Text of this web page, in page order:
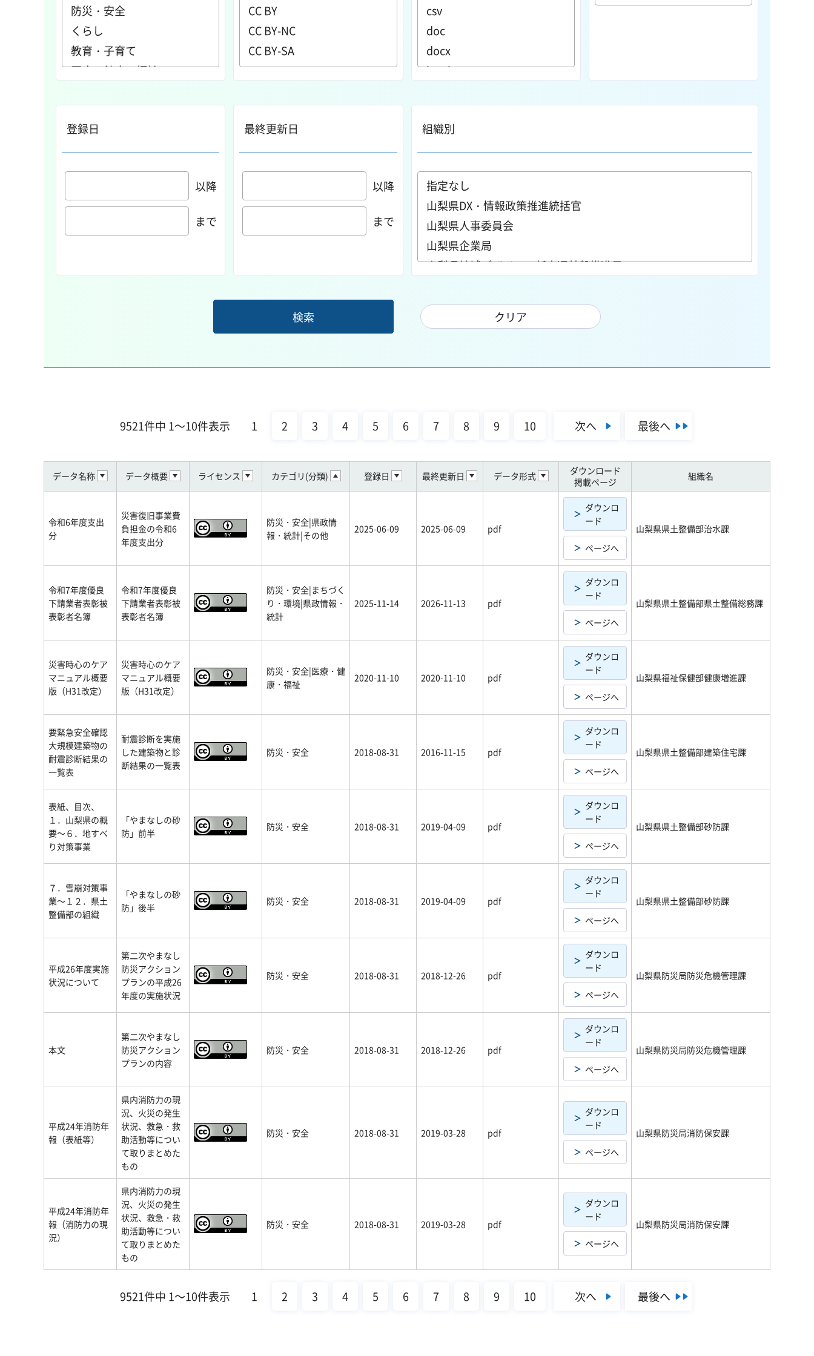
登録日
以降
まで
最終更新日
以降
まで
組織別
9521件中 1～10件表示 1 2 3 4 5 6 7 8 9 10 次へ 最後へ
データ名称 データ概要 ライセンス カテゴリ(分類) 登録日 最終更新日 データ形式
ダウンロード
掲載ページ
組織名
令和6年度支出
分
災害復旧事業費
負担金の令和6
年度支出分
防災・安全|県政情
報・統計|その他
2025-06-09 2025-06-09 pdf
ダウンロ
ード
ページへ
山梨県県土整備部治水課
令和7年度優良
下請業者表彰被
表彰者名簿
令和7年度優良
下請業者表彰被
表彰者名簿
防災・安全|まちづく
り・環境|県政情報・
統計
2025-11-14 2026-11-13 pdf
ダウンロ
ード
ページへ
山梨県県土整備部県土整備総務課
災害時心のケア
マニュアル概要
版（H31改定）
災害時心のケア
マニュアル概要
版（H31改定）
防災・安全|医療・健
康・福祉
2020-11-10 2020-11-10 pdf
ダウンロ
ード
ページへ
山梨県福祉保健部健康増進課
要緊急安全確認
大規模建築物の
耐震診断結果の
一覧表
耐震診断を実施
した建築物と診
断結果の一覧表
防災・安全 2018-08-31 2016-11-15 pdf
ダウンロ
ード
ページへ
山梨県県土整備部建築住宅課
表紙、目次、
１．山梨県の概
要～６．地すべ
り対策事業
「やまなしの砂
防」前半
防災・安全 2018-08-31 2019-04-09 pdf
ダウンロ
ード
ページへ
山梨県県土整備部砂防課
７．雪崩対策事
業～１２．県土
整備部の組織
「やまなしの砂
防」後半
防災・安全 2018-08-31 2019-04-09 pdf
ダウンロ
ード
ページへ
山梨県県土整備部砂防課
平成26年度実施
状況について
第二次やまなし
防災アクション
プランの平成26
年度の実施状況
防災・安全 2018-08-31 2018-12-26 pdf
ダウンロ
ード
ページへ
山梨県防災局防災危機管理課
本文
第二次やまなし
防災アクション
プランの内容
防災・安全 2018-08-31 2018-12-26 pdf
ダウンロ
ード
ページへ
山梨県防災局防災危機管理課
平成24年消防年
報（表紙等）
県内消防力の現
況、火災の発生
状況、救急・救
助活動等につい
て取りまとめた
もの
防災・安全 2018-08-31 2019-03-28 pdf
ダウンロ
ード
ページへ
山梨県防災局消防保安課
平成24年消防年
報（消防力の現
況）
県内消防力の現
況、火災の発生
状況、救急・救
助活動等につい
て取りまとめた
もの
防災・安全 2018-08-31 2019-03-28 pdf
ダウンロ
ード
ページへ
山梨県防災局消防保安課
9521件中 1～10件表示 1 2 3 4 5 6 7 8 9 10 次へ 最後へ